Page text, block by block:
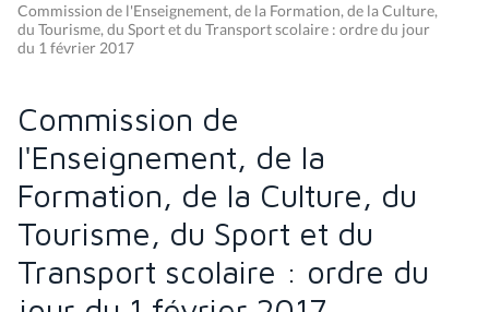
Commission de l'Enseignement, de la Formation, de la Culture,
du Tourisme, du Sport et du Transport scolaire : ordre du jour
du 1 février 2017
Commission de
l'Enseignement, de la
Formation, de la Culture, du
Tourisme, du Sport et du
Transport scolaire : ordre du